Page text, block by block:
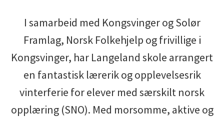
I samarbeid med Kongsvinger og Solør
Framlag, Norsk Folkehjelp og frivillige i
Kongsvinger, har Langeland skole arrangert
en fantastisk lærerik og opplevelsesrik
vinterferie for elever med særskilt norsk
opplæring (SNO). Med morsomme, aktive og